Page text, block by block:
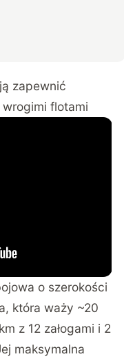
zapewnić
flotami
o szerokości
która waży ~20
z 12 załogami i 2
maksymalna